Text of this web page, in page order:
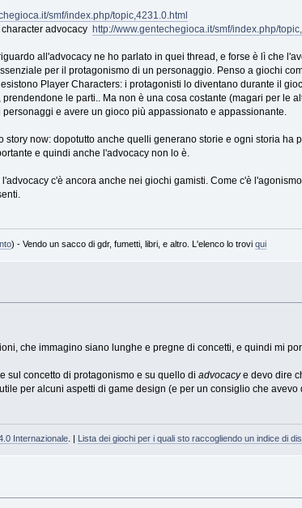
smf/index.php/topic,4231.0.html
advocacy http://www.gentechegioca.it/smf/index.php/
all'advocacy ne ho parlato in quei thread, e forse è lì che
per il protagonismo di un personaggio. Penso a giochi
Player Characters: i protagonisti lo diventano durante il
le parti.. Ma non è una cosa costante (magari per le
e avere un gioco più appassionato e appassionante.
now: dopotutto anche quelli generano storie e ogni storia ha
e quindi anche l'advocacy non lo è.
c'è ancora anche nei giochi gamisti. Come c'è
) - Vendo un sacco di gdr, fumetti, libri, e altro. L'elenco lo trovi qui
che immagino siano lunghe e pregne di concetti, e quindi mi
sul concetto di protagonismo e su quello di advocacye devo dire
per alcuni aspetti di game design (e per un consiglio che
Internazionale. | Lista dei giochi per i quali sto raccogliendo un indice di